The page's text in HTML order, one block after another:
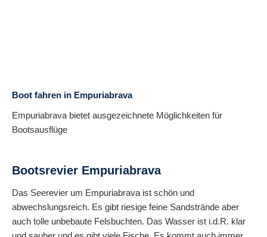
Boot fahren in Empuriabrava
Empuriabrava bietet ausgezeichnete Möglichkeiten für
Bootsausflüge
Bootsrevier Empuriabrava
Das Seerevier um Empuriabrava ist schön und
abwechslungsreich. Es gibt riesige feine Sandstrände aber
auch tolle unbebaute Felsbuchten. Das Wasser ist i.d.R. klar